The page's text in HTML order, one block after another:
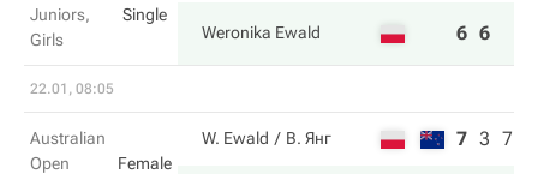
Juniors,
Girls
Single
Weronika Ewald 6 6
22.01, 08:05
Australian
Open
Female
W. Ewald В. Янг 7 3 7